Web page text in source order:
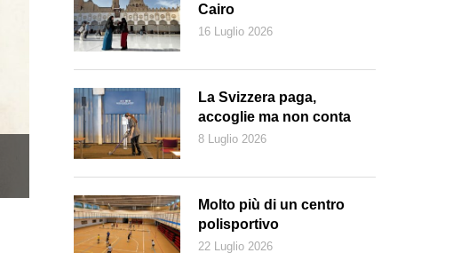
Antonio Stoppani diresse nel 1863 i primi scavi paleontologici a
San Giorgio (Wikimedia)
Cairo
16 Luglio 2026
La Svizzera paga,
accoglie ma non conta
8 Luglio 2026
Molto più di un centro
polisportivo
22 Luglio 2026